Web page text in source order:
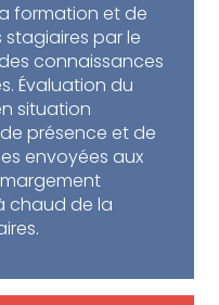
formation et de
par le
connaissances
Évaluation du
situation
présence et de
envoyées aux
chaud de la